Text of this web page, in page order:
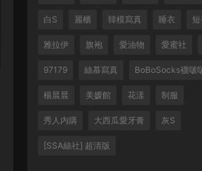
白S 麗櫃 韓模寫真 睡衣
雅拉伊 旗袍 愛油物 愛蜜社
97179 絲慕寫真 BoBoSocks襪啵
楊晨晨 美媛館 花漾 制服
秀人内購 大西瓜愛牙膏 灰S
[SSA絲社] 超清版